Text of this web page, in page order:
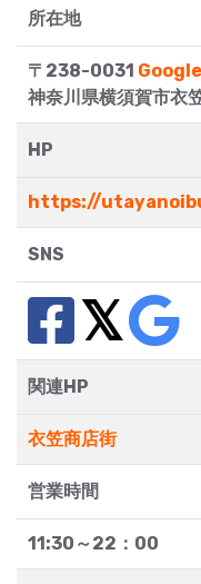
所在地
〒238-0031
神奈川県横須賀市衣
HP
https://
SNS
関連HP
衣笠商店街
営業時間
11:30～22：00